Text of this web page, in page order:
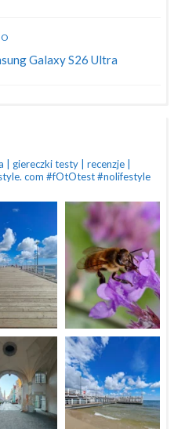
Galaxy S26 Ultra
| giereczkitesty | recenzje |
com #fOtOtest #nolifestyle